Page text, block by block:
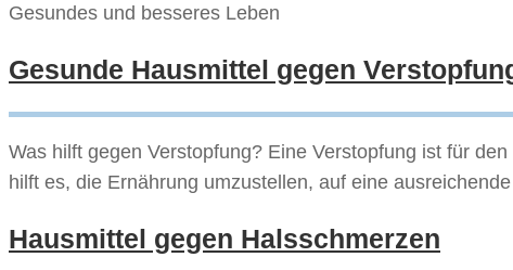
Gesundes und besseres Leben
Gesunde Hausmittel gegen
Was hilft gegen Verstopfung? Eine Verstopfung ist für
hilft es, die Ernährung umzustellen, auf eine
Hausmittel gegen Halsschmerzen